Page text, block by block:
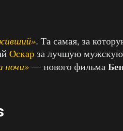
. Та самая, за
Оскарза лучшую мужскую
ночи»— нового фильма